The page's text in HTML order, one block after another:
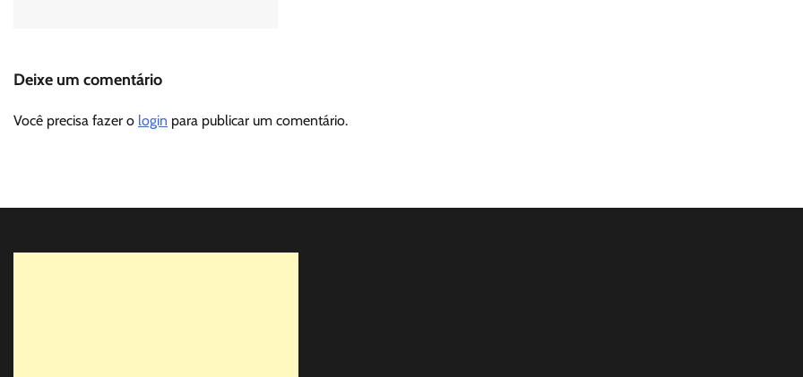
Deixe um comentário
Você precisa fazer o login para publicar um comentário.